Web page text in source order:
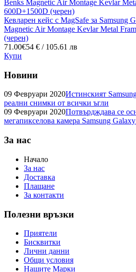
Кевларен кейс с MagSafe за Samsung
Magnetic Air Montage Kevlar Metal
(черен)
71.00€54 € / 105.61 лв
Купи
Новини
09 Февруари 2020Истинският
реални снимки от всички ъгли
09 Февруари 2020Потвърдждава се
мегапикселова камера Samsung
За нас
Начало
За нас
Доставка
Плащане
За контакти
Полезни връзки
Приятели
Бисквитки
Лични данни
Общи условия
Нашите Марки